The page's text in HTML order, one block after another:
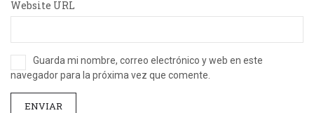
Website URL
Guarda mi nombre, correo electrónico y web en este
navegador para la próxima vez que comente.